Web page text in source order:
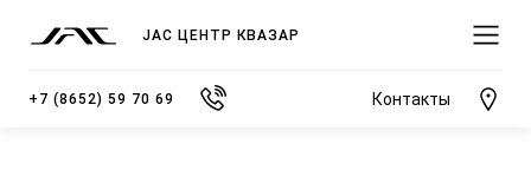
JAC ЦЕНТР КВАЗАР
+7 (8652) 59 70 69 Контакты